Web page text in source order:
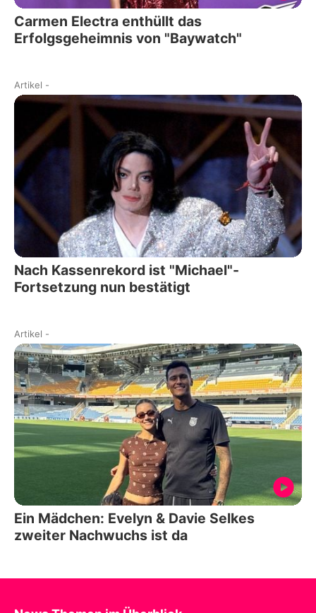
Carmen Electra enthüllt das
Erfolgsgeheimnis von "Baywatch"
Artikel -
Nach Kassenrekord ist "Michael"-
Fortsetzung nun bestätigt
Artikel -
Ein Mädchen: Evelyn & Davie Selkes
zweiter Nachwuchs ist da